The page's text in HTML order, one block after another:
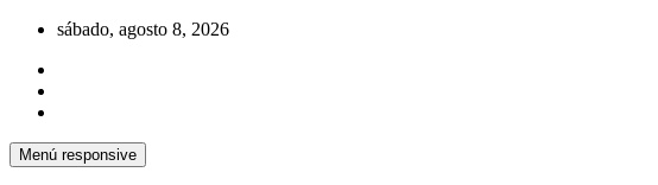
Saltar
contenido
sábado, agosto 8, 2026
Menú responsive